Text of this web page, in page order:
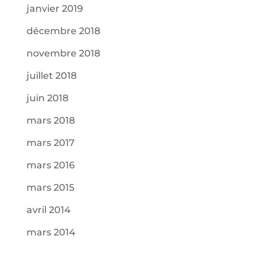
janvier 2019
décembre 2018
novembre 2018
juillet 2018
juin 2018
mars 2018
mars 2017
mars 2016
mars 2015
avril 2014
mars 2014